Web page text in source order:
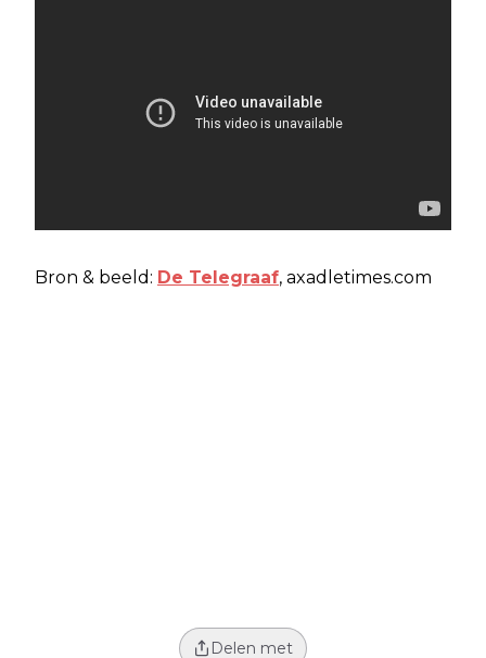
Bron & beeld: De Telegraaf, axadletimes.com
Delen met